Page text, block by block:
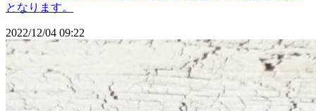
となります。
2022/12/04 09:22